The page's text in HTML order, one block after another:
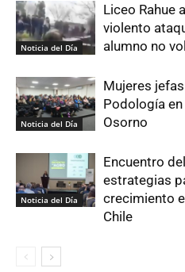
Noticia del Día
Liceo Rahue
violento
alumno no
Noticia del Día
Mujeres
Podología
Osorno
Noticia del Día
Encuentro
estrategias
crecimiento
Chile